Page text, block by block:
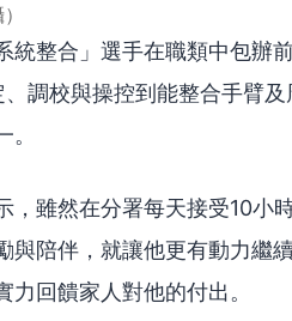
統整合」選手在職類中包辦
調校與操控到能整合手臂
雖然在分署每天接受10小
與陪伴，就讓他更有動力繼
回饋家人對他的付出。